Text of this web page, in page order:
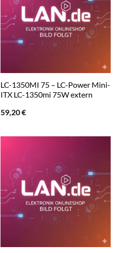
LC-1350MI 75 – LC-Power Mini-
ITX LC-1350mi 75W extern
59,20€